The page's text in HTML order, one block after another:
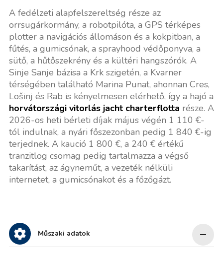
A fedélzeti alapfelszereltség része az
orrsugárkormány, a robotpilóta, a GPS térképes
plotter a navigációs állomáson és a kokpitban, a
fűtés, a gumicsónak, a sprayhood védőponyva, a
sütő, a hűtőszekrény és a kültéri hangszórók. A
Sinje Sanje bázisa a Krk szigetén, a Kvarner
térségében található Marina Punat, ahonnan Cres,
Lošinj és Rab is kényelmesen elérhető, így a hajó a
horvátországi vitorlás jacht charterflotta része. A
2026-os heti bérleti díjak május végén 1 110 €-
tól indulnak, a nyári főszezonban pedig 1 840 €-ig
terjednek. A kaució 1 800 €, a 240 € értékű
tranzitlog csomag pedig tartalmazza a végső
takarítást, az ágyneműt, a vezeték nélküli
internetet, a gumicsónakot és a főzőgázt.
Műszaki adatok